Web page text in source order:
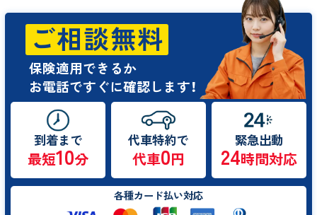
ご相談無料
保険適用できるか
お電話ですぐに確認します！
到着まで
最短10分
代車特約で
代車0円
緊急出動
24時間対応
各種カード払い対応